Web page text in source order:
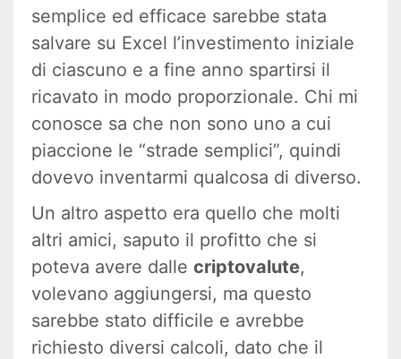
semplice ed efficace sarebbe stata
salvare su Excel l’investimento iniziale
di ciascuno e a fine anno spartirsi il
ricavato in modo proporzionale. Chi mi
conosce sa che non sono uno a cui
piaccione le “strade semplici”, quindi
dovevo inventarmi qualcosa di diverso.
Un altro aspetto era quello che molti
altri amici, saputo il profitto che si
poteva avere dalle criptovalute,
volevano aggiungersi, ma questo
sarebbe stato difficile e avrebbe
richiesto diversi calcoli, dato che il